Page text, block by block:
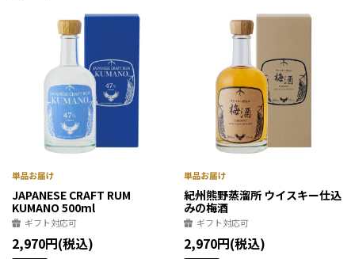
JAPANESE CRAFT RUM
KUMANO 500ml
ギフト対応可
2,970円(税込)
紀州熊野蒸溜所 ウイスキー仕込
みの梅酒
ギフト対応可
2,970円(税込)